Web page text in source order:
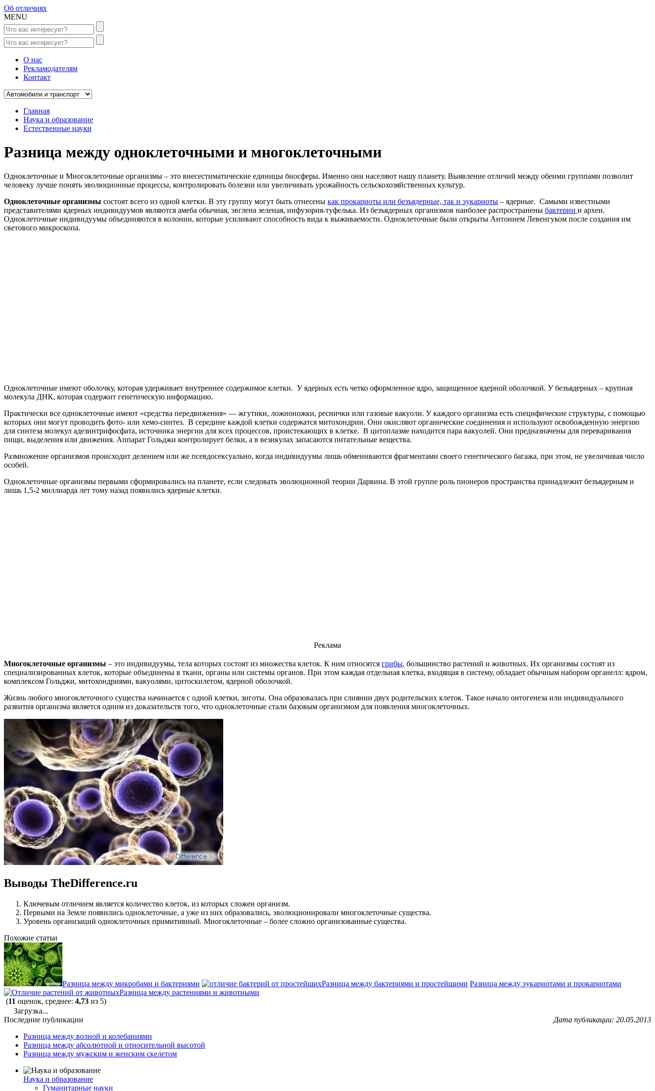
Об отличиях
MENU
О нас
Рекламодателям
Контакт
Главная
Наука и образование
Естественные науки
Разница между одноклеточными и многоклеточными
Одноклеточные и Многоклеточные организмы – это внесестиматические единицы биосферы. Именно они населяют нашу планету. Выявление отличий между обеими группами позволит
человеку лучше понять эволюционные процессы, контролировать болезни или увеличивать урожайность сельскохозяйственных культур.
Одноклеточные организмы состоят всего из одной клетки. В эту группу могут быть отнесены как прокариоты или безъядерные, так и эукариоты – ядерные. Самыми известными
представителями ядерных индивидуумов являются амеба обычная, эвглена зеленая, инфузория-туфелька. Из безъядерных организмов наиболее распространены бактерии и археи.
Одноклеточные индивидуумы объединяются в колонии, которые усиливают способность вида к выживаемости. Одноклеточные были открыты Антонием Левенгуком после создания им
светового микроскопа.
Одноклеточные имеют оболочку, которая удерживает внутреннее содержимое клетки. У ядерных есть четко оформленное ядро, защищенное ядерной оболочкой. У безъядерных – крупная
молекула ДНК, которая содержит генетическую информацию.
Практически все одноклеточные имеют «средства передвижения» — жгутики, ложноножки, реснички или газовые вакуоли. У каждого организма есть специфические структуры, с помощью
которых они могут проводить фото- или хемо-синтез. В середине каждой клетки содержатся митохондрии. Они окисляют органические соединения и используют освобожденную энергию
для синтеза молекул адезинтрифосфата, источника энергии для всех процессов, проистекающих в клетке. В цитоплазме находится пара вакуолей. Они предназначены для переваривания
пищи, выделения или движения. Аппарат Гольджи контролирует белки, а в везикулах запасаются питательные вещества.
Размножение организмов происходит делением или же псевдосексуально, когда индивидуумы лишь обмениваются фрагментами своего генетического багажа, при этом, не увеличивая число
особей.
Одноклеточные организмы первыми сформировались на планете, если следовать эволюционной теории Дарвина. В этой группе роль пионеров пространства принадлежит безъядерным и
лишь 1,5-2 миллиарда лет тому назад появились ядерные клетки.
Реклама
Многоклеточные организмы – это индивидуумы, тела которых состоят из множества клеток. К ним относятся грибы, большинство растений и животных. Их организмы состоят из
специализированных клеток, которые объединены в ткани, органы или системы органов. При этом каждая отдельная клетка, входящая в систему, обладает обычным набором органелл: ядром,
комплексом Гольджи, митохондриями, вакуолями, цитоскилетом, ядерной оболочкой.
Жизнь любого многоклеточного существа начинается с одной клетки, зиготы. Она образовалась при слиянии двух родительских клеток. Такое начало онтогенеза или индивидуального
развития организма является одним из доказательств того, что одноклеточные стали базовым организмом для появления многоклеточных.
Выводы TheDifference.ru
Ключевым отличием является количество клеток, из которых сложен организм.
Первыми на Земле появились одноклеточные, а уже из них образовались, эволюционировали многоклеточные существа.
Уровень организаций одноклеточных примитивный. Многоклеточные – более сложно организованные существа.
Похожие статьи
Разница между микробами и бактериями Разница между бактериями и простейшими Разница между эукариотами и прокариотами
Разница между растениями и животными
(11 оценок, среднее: 4,73 из 5)
Загрузка...
Дата публикации: 20.05.2013
Последние публикации
Разница между волной и колебаниями
Разница между абсолютной и относительной высотой
Разница между мужским и женским скелетом
Наука и образование
Гуманитарные науки